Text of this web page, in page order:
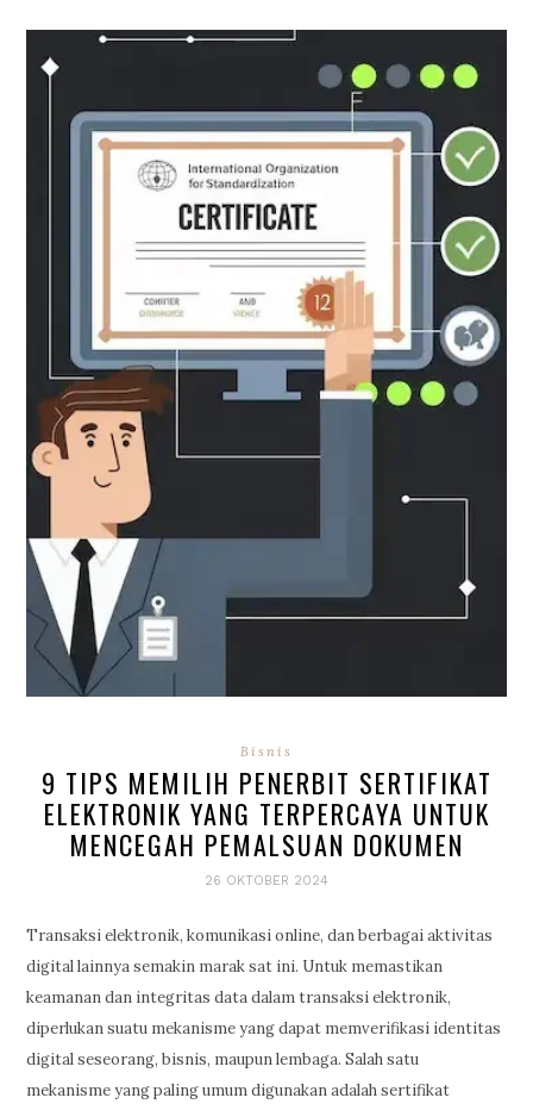
Bisnis
9 TIPS MEMILIH PENERBIT SERTIFIKAT
ELEKTRONIK YANG TERPERCAYA UNTUK
MENCEGAH PEMALSUAN DOKUMEN
26 OKTOBER 2024
Transaksi elektronik, komunikasi online, dan berbagai aktivitas
digital lainnya semakin marak sat ini. Untuk memastikan
keamanan dan integritas data dalam transaksi elektronik,
diperlukan suatu mekanisme yang dapat memverifikasi identitas
digital seseorang, bisnis, maupun lembaga. Salah satu
mekanisme yang paling umum digunakan adalah sertifikat